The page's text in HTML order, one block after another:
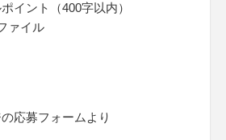
イント（400字以内）
ァイル
応募フォームより